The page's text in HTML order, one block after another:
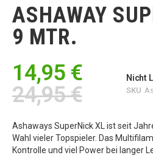
Bildgalerie
springen
ASHAWAY
9 MTR.
14,95 €
24,95 €
Nicht
SKU
Ashaways SuperNick XL ist seit
Wahl vieler Topspieler. Das
Kontrolle und viel Power bei langer